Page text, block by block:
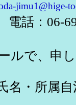
jimu1@hige-
、申し込
・所属